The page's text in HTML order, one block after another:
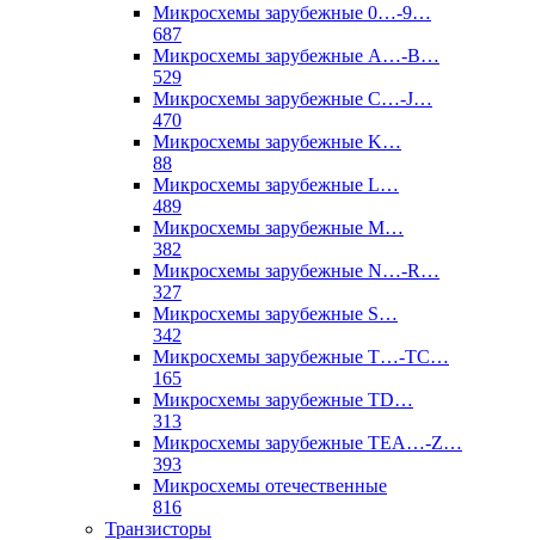
Микросхемы зарубежные 0…-9…
687
Микросхемы зарубежные A…-B…
529
Микросхемы зарубежные C…-J…
470
Микросхемы зарубежные K…
88
Микросхемы зарубежные L…
489
Микросхемы зарубежные M…
382
Микросхемы зарубежные N…-R…
327
Микросхемы зарубежные S…
342
Микросхемы зарубежные T…-TC…
165
Микросхемы зарубежные TD…
313
Микросхемы зарубежные TEA…-Z…
393
Микросхемы отечественные
816
Транзисторы